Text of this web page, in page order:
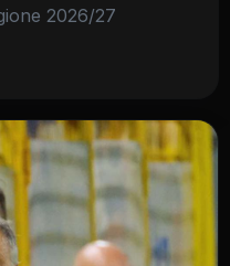
2026/27